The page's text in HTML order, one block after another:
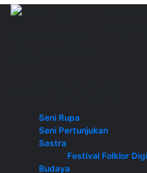
Seni Rupa
Seni Pertunjukan
Sastra
Festival Folklor
Budaya